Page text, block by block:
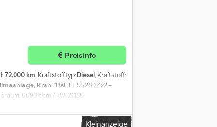
Preisinfo
72.000 km, Kraftstofftyp: Diesel, Kraftstoff:
Kran , "DAF LF 55.280 4x2 –
6693 ccm / kW: 211,30
- Klimaanlage Dodpfsztdqwjx Ab
- Ladekran PM 8523 LC * Radio"
Kleinanzeige